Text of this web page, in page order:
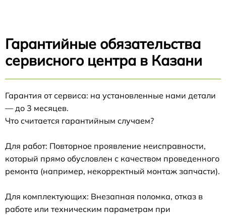
Гарантийные обязательства
сервисного центра в Казани
Гарантия от сервиса: на установленные нами детали
— до 3 месяцев.
Что считается гарантийным случаем?
Для работ: Повторное проявление неисправности,
который прямо обусловлен с качеством проведенного
ремонта (например, некорректный монтаж запчасти).
Для комплектующих: Внезапная поломка, отказ в
работе или техническим параметрам при